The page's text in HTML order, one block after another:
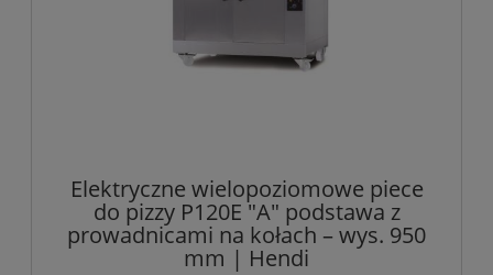
Elektryczne wielopoziomowe piece
do pizzy P120E "A" podstawa z
prowadnicami na kołach – wys. 950
mm | Hendi